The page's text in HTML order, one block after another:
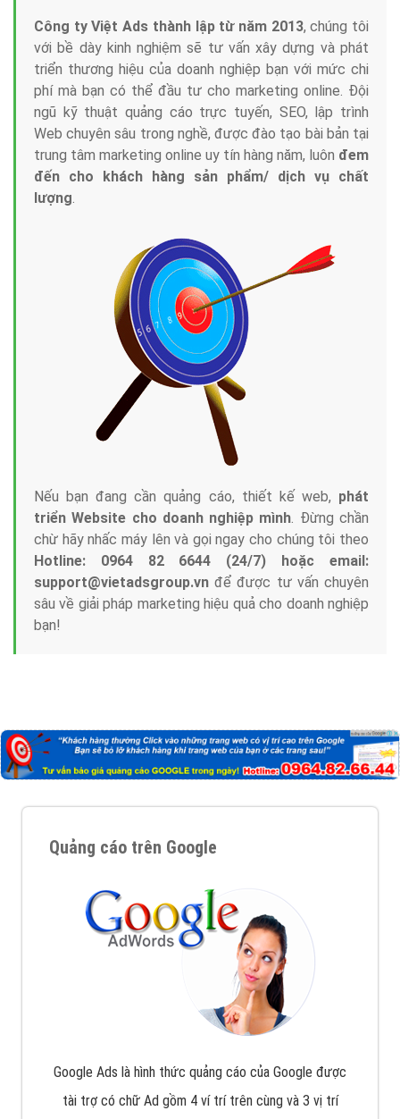
Công ty Việt Ads thành lập từ năm 2013, chúng tôi
với bề dày kinh nghiệm sẽ tư vấn xây dựng và phát
triển thương hiệu của doanh nghiệp bạn với mức chi
phí mà bạn có thể đầu tư cho marketing online. Đội
ngũ kỹ thuật quảng cáo trực tuyến, SEO, lập trình
Web chuyên sâu trong nghề, được đào tạo bài bản tại
trung tâm marketing online uy tín hàng năm, luôn đem
đến cho khách hàng sản phẩm/ dịch vụ chất
lượng.
Nếu bạn đang cần quảng cáo, thiết kế web, phát
triển Website cho doanh nghiệp mình. Đừng chần
chừ hãy nhấc máy lên và gọi ngay cho chúng tôi theo
Hotline: 0964 82 6644 (24/7) hoặc email:
support@vietadsgroup.vn để được tư vấn chuyên
sâu về giải pháp marketing hiệu quả cho doanh nghiệp
bạn!
Quảng cáo trên Google
Google Ads là hình thức quảng cáo của Google được
tài trợ có chữ Ad gồm 4 ví trí trên cùng và 3 vị trí